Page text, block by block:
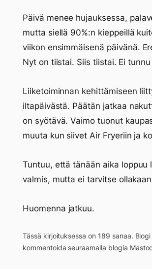
Päivä menee hujauksessa,
mutta siellä 90%:n kieppeillä
viikon ensimmäisenä päivänä.
Nyt on tiistai. Siis tiistai. Ei
Liiketoiminnan kehittämiseen
iltapäivästä. Päätän jatkaa
on syötävä. Vaimo tuonut
muuta kun siivet Air Fryeriin ja
Tuntuu, että tänään aika loppuu
valmis, mutta ei tarvitse
Huomenna jatkuu.
Tässä kirjoituksessa on 189 sanaa. Blogi
kommentoida seuraamalla blogia